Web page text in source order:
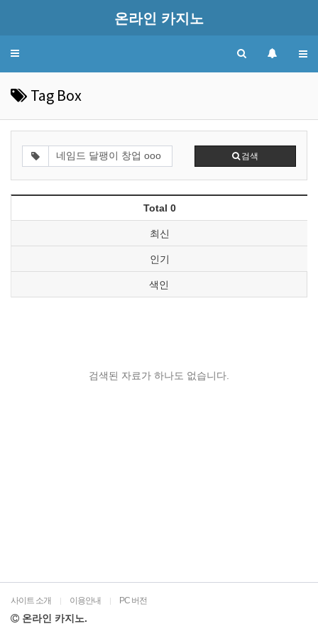
온라인 카지노
Toggle
Tag Box
검색
Total 0
최신
인기
색인
검색된 자료가 하나도 없습니다.
사이트 소개 | 이용안내 | PC 버전
온라인 카지노.